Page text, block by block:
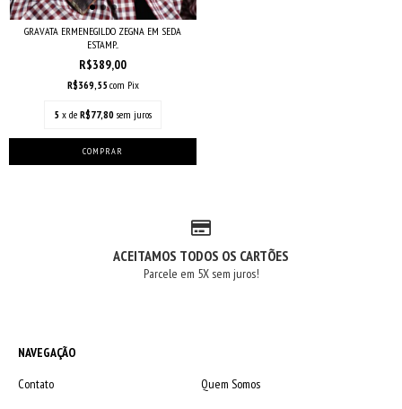
GRAVATA ERMENEGILDO ZEGNA EM SEDA
ESTAMP...
R$389,00
R$369,55com Pix
5 x de R$77,80 sem juros
ACEITAMOS TODOS OS CARTÕES
Parcele em 5X sem juros!
NAVEGAÇÃO
Contato
Quem Somos